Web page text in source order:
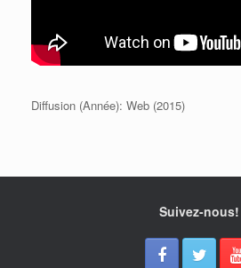
Diffusion (Année): Web (2015)
Suivez-nous!